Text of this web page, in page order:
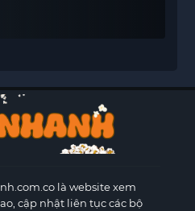
là website xem
cập nhật liên tục các bộ